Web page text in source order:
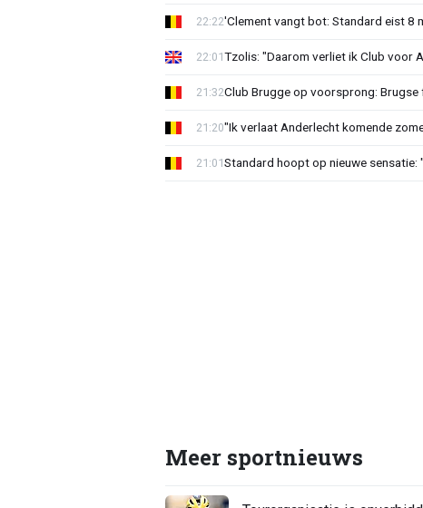
'Clement vangt bot: Standard eist 8
22:22
Tzolis: "Daarom verliet ik Club voor
22:01
Club Brugge op voorsprong: Brugse
21:32
"Ik verlaat Anderlecht komende
21:20
Standard hoopt op nieuwe sensatie:
21:01
Meer sportnieuws